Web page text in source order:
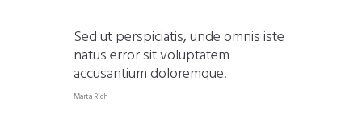
Sed ut perspiciatis, unde omnis iste
natus error sit voluptatem
accusantium doloremque.
Marta Rich